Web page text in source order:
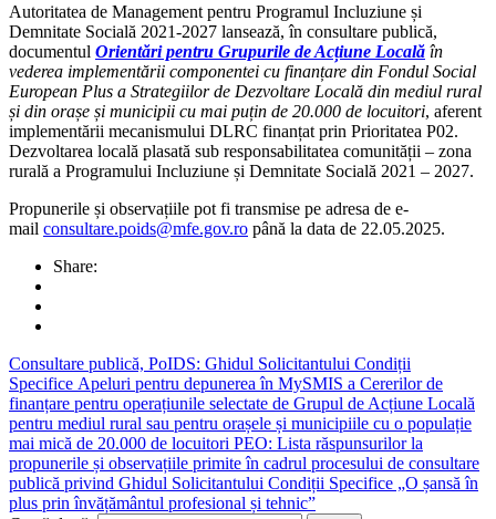
Autoritatea de Management pentru Programul Incluziune și
Demnitate Socială 2021-2027 lansează, în consultare publică,
documentul Orientări pentru Grupurile de Acțiune Locală în
vederea implementării componentei cu finanțare din Fondul Social
European Plus a Strategiilor de Dezvoltare Locală din mediul rural
și din orașe și municipii cu mai puțin de 20.000 de locuitori, aferent
implementării mecanismului DLRC finanțat prin Prioritatea P02.
Dezvoltarea locală plasată sub responsabilitatea comunității – zona
rurală a Programului Incluziune și Demnitate Socială 2021 – 2027.
Propunerile și observațiile pot fi transmise pe adresa de e-
mail consultare.poids@mfe.gov.ro până la data de 22.05.2025.
Share:
Consultare publică, PoIDS: Ghidul Solicitantului Condiții
Specifice Apeluri pentru depunerea în MySMIS a Cererilor de
finanțare pentru operațiunile selectate de Grupul de Acțiune Locală
pentru mediul rural sau pentru orașele și municipiile cu o populație
mai mică de 20.000 de locuitori PEO: Lista răspunsurilor la
propunerile și observațiile primite în cadrul procesului de consultare
publică privind Ghidul Solicitantului Condiții Specifice „O șansă în
plus prin învățământul profesional și tehnic”